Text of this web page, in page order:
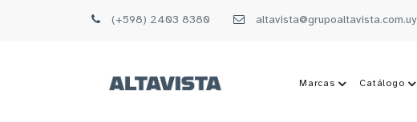
(+598) 2403 8380 altavista@grupoaltavista.com.uy
Marcas Catálogo